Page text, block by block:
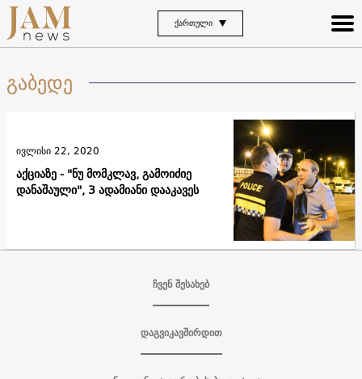
ᲥᲐᲠᲗᲣᲚᲘ
გაბედე
აქციაზე - "ნუ მომკლავ, გამოიძიე
დანაშაული", 3 ადამიანი დააკავეს
ივლისი 22, 2020
ჩვენ შესახებ
დაგვიკავშირდით